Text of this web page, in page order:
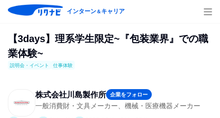
インターン＆キャリア
【3days】理系学生限定~『包装業界』での職
業体験~
説明会・イベント 仕事体験
株式会社川島製作所 企業をフォロー
一般消費財・文具メーカー、機械・医療機器メーカー